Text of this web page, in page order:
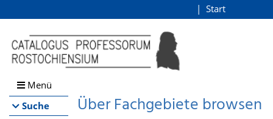
Browsen
direkt zum Inhalt
Start
Menü
Suche
Über Fachgebiete browsen